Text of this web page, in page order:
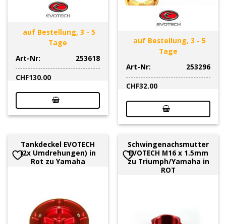
auf Bestellung, 3 - 5
Tage
Art-Nr:
253618
CHF130.00
auf Bestellung, 3 - 5
Tage
Art-Nr:
253296
CHF32.00
Tankdeckel EVOTECH
(2x Umdrehungen) in
Rot zu Yamaha
Schwingenachsmutter
EVOTECH M16 x 1.5mm
zu Triumph/Yamaha in
ROT